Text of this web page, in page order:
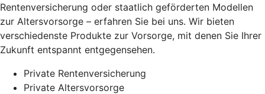
Rentenversicherung oder staatlich geförderten Modellen
zur Altersvorsorge – erfahren Sie bei uns. Wir bieten
verschiedenste Produkte zur Vorsorge, mit denen Sie Ihrer
Zukunft entspannt entgegensehen.
Private Rentenversicherung
Private Altersvorsorge